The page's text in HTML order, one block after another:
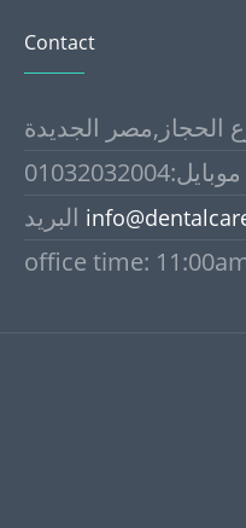
Contact
موبايل:01032032004
office time: